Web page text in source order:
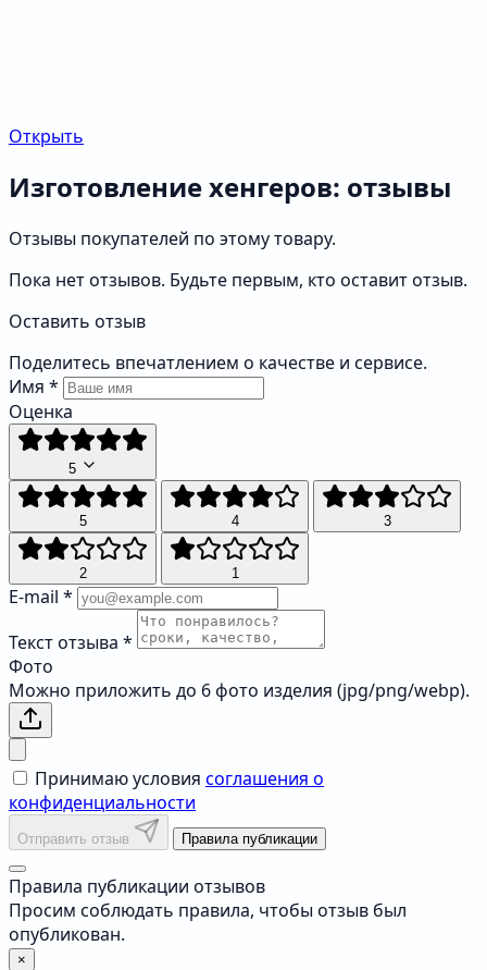
Открыть
Изготовление хенгеров: отзывы
Отзывы покупателей по этому товару.
Пока нет отзывов. Будьте первым, кто оставит отзыв.
Оставить отзыв
Поделитесь впечатлением о качестве и сервисе.
Имя *
Оценка
5
5 4 3
2 1
E-mail *
Текст отзыва *
Фото
Можно приложить до 6 фото изделия (jpg/png/webp).
Принимаю условия соглашения о
конфиденциальности
Отправить отзыв Правила публикации
Правила публикации отзывов
Просим соблюдать правила, чтобы отзыв был
опубликован.
×